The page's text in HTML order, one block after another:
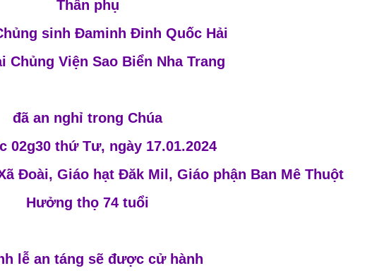
Thân phụ
sinh Đaminh Đinh Quốc Hải
Chủng Viện Sao Biển Nha Trang
đã an nghỉ trong Chúa
02g30 thứ Tư, ngày 17.01.2024
Đoài, Giáo hạt Đăk Mil, Giáo phận Ban Mê Thuột
Hưởng thọ 74 tuổi
lễ an táng sẽ được cử hành